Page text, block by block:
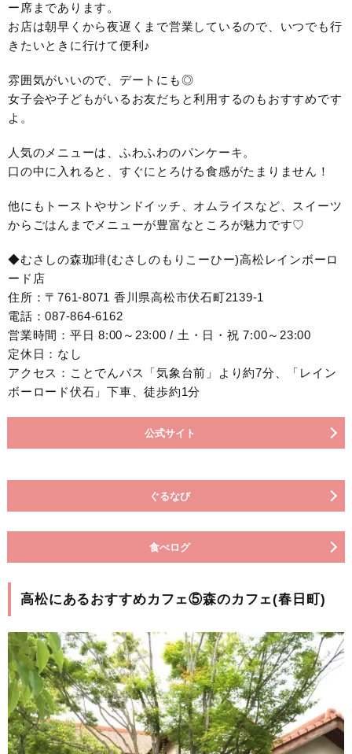
ー席まであります。
お店は朝早くから夜遅くまで営業しているので、いつでも行
きたいときに行けて便利♪
雰囲気がいいので、デートにも◎
女子会や子どもがいるお友だちと利用するのもおすすめです
よ。
人気のメニューは、ふわふわのパンケーキ。
口の中に入れると、すぐにとろける食感がたまりません！
他にもトーストやサンドイッチ、オムライスなど、スイーツ
からごはんまでメニューが豊富なところが魅力です♡
◆むさしの森珈琲(むさしのもりこーひー)高松レインボーロ
ード店
住所：〒761-8071 香川県高松市伏石町2139-1
電話：087-864-6162
営業時間：平日 8:00～23:00 / 土・日・祝 7:00～23:00
定休日：なし
アクセス：ことでんバス「気象台前」より約7分、「レイン
ボーロード伏石」下車、徒歩約1分
公式サイト
ぐるなび
食べログ
高松にあるおすすめカフェ⑤森のカフェ(春日町)